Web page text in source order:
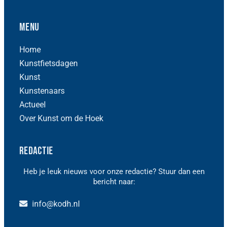
Menu
Home
Kunstfietsdagen
Kunst
Kunstenaars
Actueel
Over Kunst om de Hoek
Redactie
Heb je leuk nieuws voor onze redactie? Stuur dan een
bericht naar:
info@kodh.nl